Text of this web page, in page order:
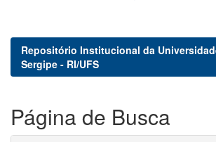
Repositório Institucional da
Sergipe - RI/UFS
Página de Busca